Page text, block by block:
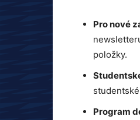
Pro nové
položky.
Program